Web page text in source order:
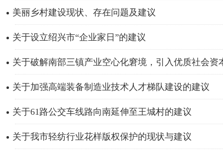
美丽乡村建设现状、存在问题及建议
关于设立绍兴市“企业家日”的建议
关于破解南部三镇产业空心化窘境，引入优质社会资
关于加强高端装备制造业技术人才梯队建设的建议
关于61路公交车线路向南延伸至王城村的建议
关于我市轻纺行业花样版权保护的现状与建议